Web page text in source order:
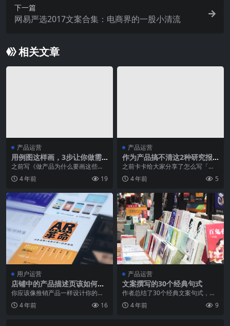
下一篇
网易严选2017文案合集：电商界的一股小清流
相关文章
产品运营
用例图这样画，3步让你做需
求分析有理有据【建议收藏】
之前写《做产品为什么要画这些
图？》，介绍产品常用视图后，一
直想深入介绍每一种图的...
4 年前 19
产品运营
作为产品搞不清这2种研究报
告，活该我低薪
之前卡卡给大家分享了怎么写「行
业研究 」，也重点提到“行业研究≠
市场研...
4 年前 5
用户运营
店铺中的产品描述页该如何设
计，才能提高转化率？
你应该像推销产品一样设计你的描
述页！ 做电商的朋友都知道，一个
很好的产品描述能更...
4 年前 16
产品运营
文案撰写的30个经典句式
作者总结了30个经典文案句式，相
信对你的文案撰写一定能够带来帮
助。 不同的经典文...
4 年前 9